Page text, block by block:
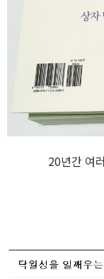
20년간 여